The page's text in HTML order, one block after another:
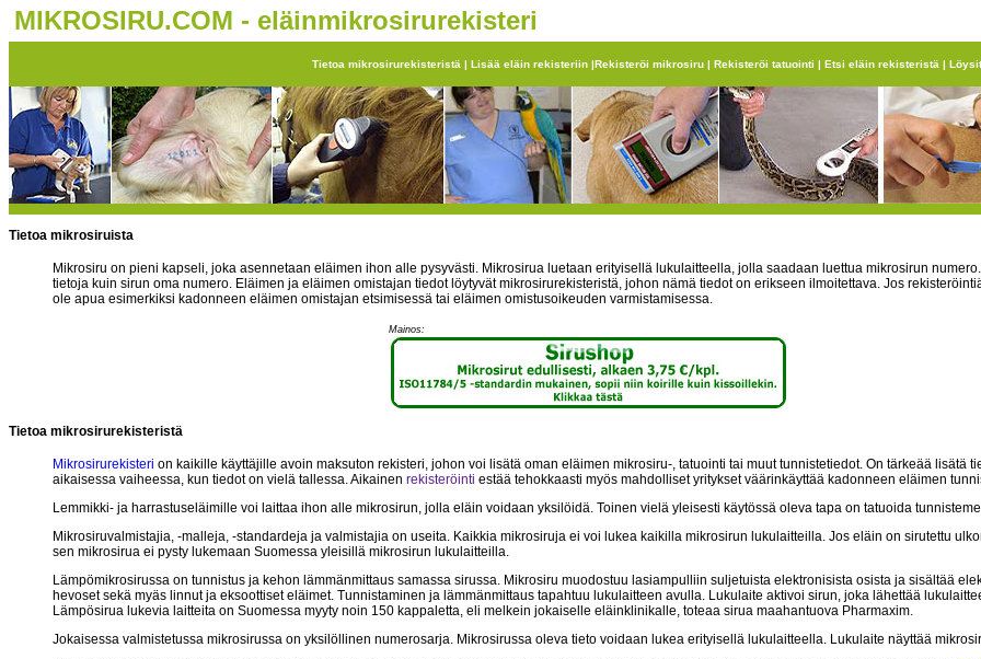
MIKROSIRU.COM - eläinmikrosirurekisteri
Tietoa mikrosirurekisteristä | Lisää eläin rekisteriin|Rekisteröi mikrosiru| Rekisteröi tatuointi | Etsi eläin rekisteristä |
Tietoa mikrosiruista
Mikrosiru on pieni kapseli, joka asennetaan eläimen ihon alle pysyvästi. Mikrosirua luetaan erityisellä lukulaitteella, jolla saadaan luettua mikrosirun
tietoja kuin sirun oma numero. Eläimen ja eläimen omistajan tiedot löytyvät mikrosirurekisteristä, johon nämä tiedot on erikseen ilmoitettava. Jos
ole apua esimerkiksi kadonneen eläimen omistajan etsimisessä tai eläimen omistusoikeuden varmistamisessa.
Mainos:
Tietoa mikrosirurekisteristä
Mikrosirurekisteri on kaikille käyttäjille avoin maksuton rekisteri, johon voi lisätä oman eläimen mikrosiru-, tatuointi tai muut tunnistetiedot. On tärkeää lisätä
aikaisessa vaiheessa, kun tiedot on vielä tallessa. Aikainen rekisteröinti estää tehokkaasti myös mahdolliset yritykset väärinkäyttää kadonneen eläimen
Lemmikki- ja harrastuseläimille voi laittaa ihon alle mikrosirun, jolla eläin voidaan yksilöidä. Toinen vielä yleisesti käytössä oleva tapa on tatuoida
Mikrosiruvalmistajia, -malleja, -standardeja ja valmistajia on useita. Kaikkia mikrosiruja ei voi lukea kaikilla mikrosirun lukulaitteilla. Jos eläin on sirutettu
sen mikrosirua ei pysty lukemaan Suomessa yleisillä mikrosirun lukulaitteilla.
Lämpömikrosirussa on tunnistus ja kehon lämmänmittaus samassa sirussa. Mikrosiru muodostuu lasiampulliin suljetuista elektronisista osista ja sisältää
hevoset sekä myäs linnut ja eksoottiset eläimet. Tunnistaminen ja lämmänmittaus tapahtuu lukulaitteen avulla. Lukulaite aktivoi sirun, joka lähettää
Lämpösirua lukevia laitteita on Suomessa myyty noin 150 kappaletta, eli melkein jokaiselle eläinklinikalle, toteaa sirua maahantuova Pharmaxim.
Jokaisessa valmistetussa mikrosirussa on yksilöllinen numerosarja. Mikrosirussa oleva tieto voidaan lukea erityisellä lukulaitteella. Lukulaite näyttää